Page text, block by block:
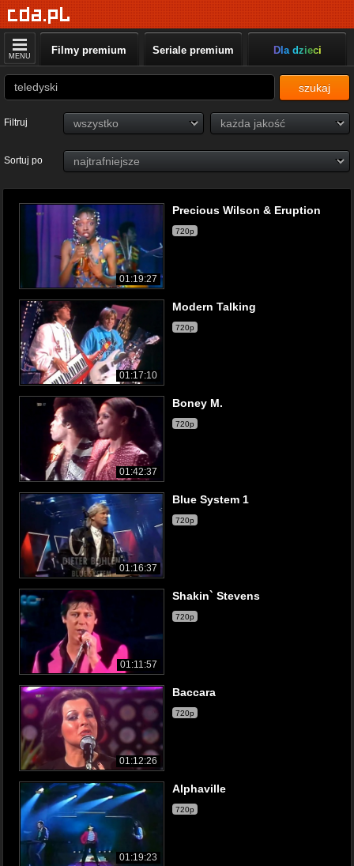
MENU Filmy premium Seriale premium Dla dzieci
szukaj
Filtruj
Sortuj po
01:19:27
Precious Wilson & Eruption
720p
01:17:10
Modern Talking
720p
01:42:37
Boney M.
720p
01:16:37
Blue System 1
720p
01:11:57
Shakin` Stevens
720p
01:12:26
Baccara
720p
01:19:23
Alphaville
720p